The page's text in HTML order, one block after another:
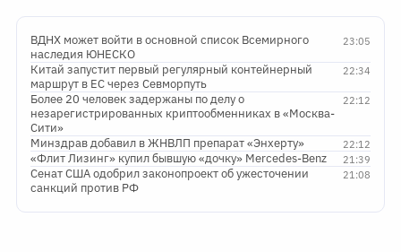
23:05
ВДНХ может войти в основной список Всемирного
наследия ЮНЕСКО
22:34
Китай запустит первый регулярный контейнерный
маршрут в ЕС через Севморпуть
22:12
Более 20 человек задержаны по делу о
незарегистрированных криптообменниках в «Москва-
Сити»
22:12
Минздрав добавил в ЖНВЛП препарат «Энхерту»
21:39
«Флит Лизинг» купил бывшую «дочку» Mercedes-Benz
21:08
Сенат США одобрил законопроект об ужесточении
санкций против РФ